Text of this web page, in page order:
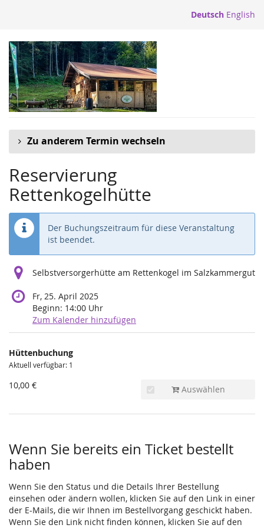
springen
Deutsch English
Zu anderem Termin wechseln
Reservierung
Rettenkogelhütte
Der Buchungszeitraum für diese Veranstaltung
ist beendet.
Selbstversorgerhütte am Rettenkogel im Salzkammergut
Fr, 25. April 2025
Beginn: 14:00 Uhr
Zum Kalender hinzufügen
Produkte
Unkategorisierte
Produkte
Hüttenbuchung
Aktuell verfügbar: 1
10,00 € Auswählen
Wenn Sie bereits ein Ticket bestellt
haben
Wenn Sie den Status und die Details Ihrer Bestellung
einsehen oder ändern wollen, klicken Sie auf den Link in einer
der E-Mails, die wir Ihnen im Bestellvorgang geschickt haben.
Wenn Sie den Link nicht finden können, klicken Sie auf den